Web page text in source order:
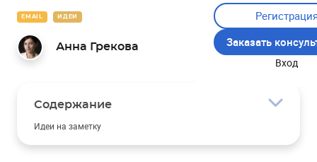
Заказать
Вход
EMAIL ИДЕИ
Анна Грекова
Содержание
Идеи на заметку
Подарки и еще раз подарки